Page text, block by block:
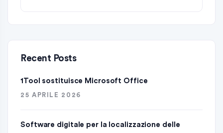
Recent Posts
1Tool sostituisce Microsoft Office
25 APRILE 2026
Software digitale per la localizzazione delle